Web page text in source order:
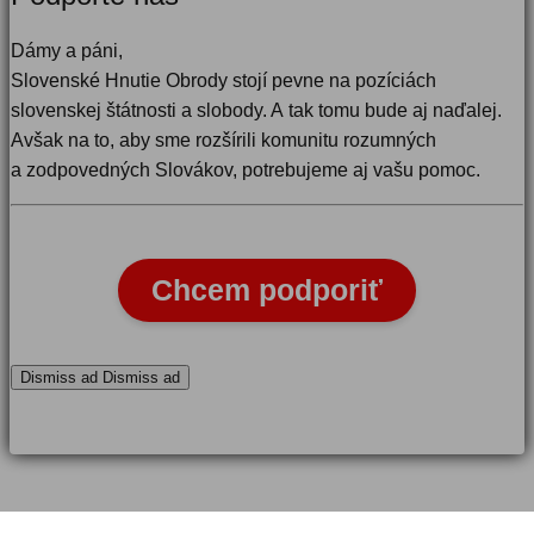
Dámy a páni,
Slovenské Hnutie Obrody stojí pevne na pozíciách
slovenskej štátnosti a slobody. A tak tomu bude aj naďalej.
Avšak na to, aby sme rozšírili komunitu rozumných
a zodpovedných Slovákov, potrebujeme aj vašu pomoc.
Chcem podporiť
Dismiss ad Dismiss ad